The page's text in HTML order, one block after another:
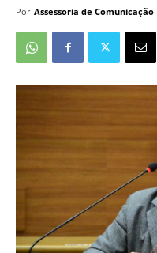
Por Assessoria de Comunicação